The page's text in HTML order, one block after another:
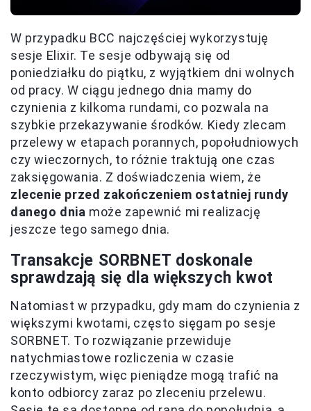
W przypadku BCC najczęściej wykorzystuję
sesje Elixir. Te sesje odbywają się od
poniedziałku do piątku, z wyjątkiem dni wolnych
od pracy. W ciągu jednego dnia mamy do
czynienia z kilkoma rundami, co pozwala na
szybkie przekazywanie środków. Kiedy zlecam
przelewy w etapach porannych, popołudniowych
czy wieczornych, to różnie traktują one czas
zaksięgowania. Z doświadczenia wiem, że
zlecenie przed zakończeniem ostatniej rundy
danego dnia może zapewnić mi realizację
jeszcze tego samego dnia.
Transakcje SORBNET doskonale
sprawdzają się dla większych kwot
Natomiast w przypadku, gdy mam do czynienia z
większymi kwotami, często sięgam po sesje
SORBNET. To rozwiązanie przewiduje
natychmiastowe rozliczenia w czasie
rzeczywistym, więc pieniądze mogą trafić na
konto odbiorcy zaraz po zleceniu przelewu.